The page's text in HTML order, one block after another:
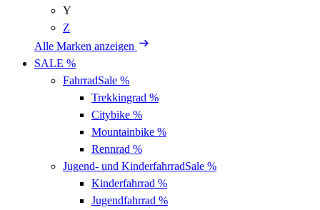
Y
Z
Alle Marken anzeigen
SALE %
FahrradSale %
Trekkingrad %
Citybike %
Mountainbike %
Rennrad %
Jugend- und KinderfahrradSale %
Kinderfahrrad %
Jugendfahrrad %